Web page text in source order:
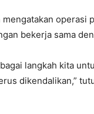
operasi
bekerja sama
langkah kita
dikendalikan,”